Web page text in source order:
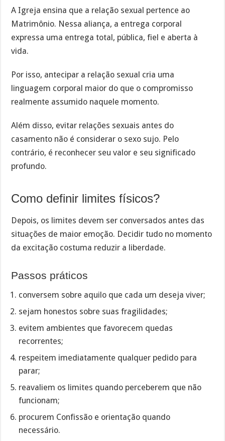
A Igreja ensina que a relação sexual pertence ao
Matrimônio. Nessa aliança, a entrega corporal
expressa uma entrega total, pública, fiel e aberta à
vida.
Por isso, antecipar a relação sexual cria uma
linguagem corporal maior do que o compromisso
realmente assumido naquele momento.
Além disso, evitar relações sexuais antes do
casamento não é considerar o sexo sujo. Pelo
contrário, é reconhecer seu valor e seu significado
profundo.
Como definir limites físicos?
Depois, os limites devem ser conversados antes das
situações de maior emoção. Decidir tudo no momento
da excitação costuma reduzir a liberdade.
Passos práticos
conversem sobre aquilo que cada um deseja viver;
sejam honestos sobre suas fragilidades;
evitem ambientes que favorecem quedas
recorrentes;
respeitem imediatamente qualquer pedido para
parar;
reavaliem os limites quando perceberem que não
funcionam;
procurem Confissão e orientação quando
necessário.